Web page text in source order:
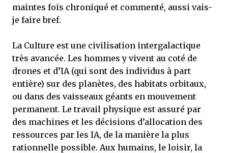
maintes fois chroniqué et commenté, aussi vais-
je faire bref.
La Culture est une civilisation intergalactique
très avancée. Les hommes y vivent au coté de
drones et d’IA (qui sont des individus à part
entière) sur des planètes, des habitats orbitaux,
ou dans des vaisseaux géants en mouvement
permanent. Le travail physique est assuré par
des machines et les décisions d’allocation des
ressources par les IA, de la manière la plus
rationnelle possible. Aux humains, le loisir, la